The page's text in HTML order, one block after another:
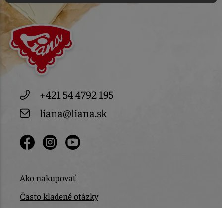
+421 54 4792 195
liana@liana.sk
Ako nakupovať
Často kladené otázky